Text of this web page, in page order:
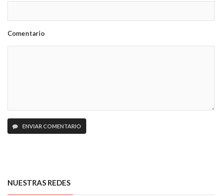
Comentario
ENVIAR COMENTARIO
NUESTRAS REDES